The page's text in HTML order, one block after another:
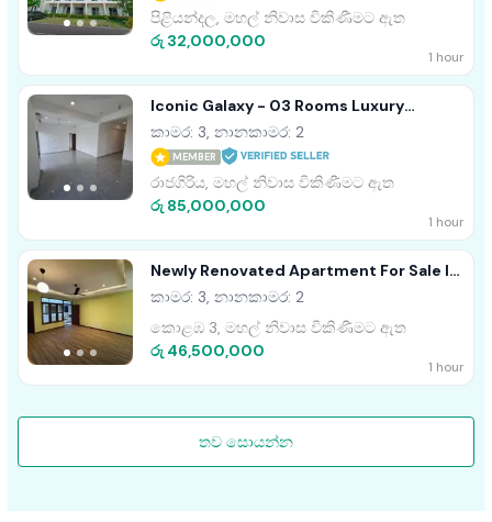
පිළියන්දල, මහල් නිවාස විකිණීමට ඇත
රු 32,000,000
1 hour
Iconic Galaxy - 03 Rooms Luxury
Apartment For Sale EA251
කාමර: 3, නානකාමර: 2
MEMBER
රාජගිරිය, මහල් නිවාස විකිණීමට ඇත
රු 85,000,000
1 hour
Newly Renovated Apartment For Sale In
Colombo 03
කාමර: 3, නානකාමර: 2
කොළඹ 3, මහල් නිවාස විකිණීමට ඇත
රු 46,500,000
1 hour
තව සොයන්න